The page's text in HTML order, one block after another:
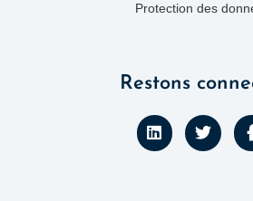
Protection des
Restons
L
i
n
T
w
i